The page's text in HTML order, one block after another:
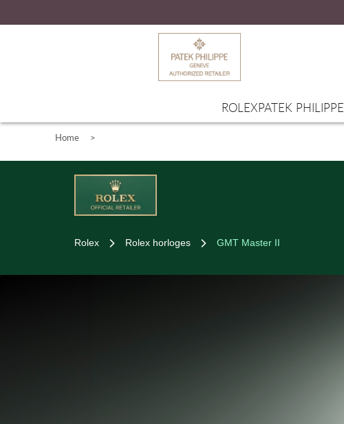
ROLEXPATEK PHILIPPE
Home >
Rolex Rolex horloges GMT Master II